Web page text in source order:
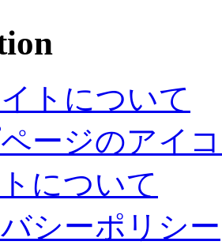
トについて
ページのアイ
について
シーポリシー